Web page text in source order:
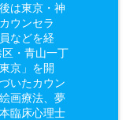
は東京・神
ウンセラ
などを経
・青山一丁
京」を開
いたカウン
画療法、夢
臨床心理士